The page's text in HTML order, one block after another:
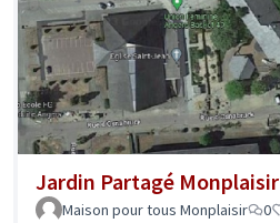
Jardin Partagé Monplaisir
Maison pour tous Monplaisir
0